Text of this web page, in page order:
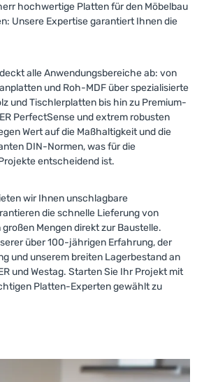
hochwertige Platten für den Möbelbau
Unsere Expertise garantiert Ihnen die
alle Anwendungsbereiche ab: von
und Roh-MDF über spezialisierte
und Tischlerplatten bis hin zu Premium-
PerfectSense und extrem robusten
Wert auf die Maßhaltigkeit und die
DIN-Normen, was für die
entscheidend ist.
wir Ihnen unschlagbare
die schnelle Lieferung von
Mengen direkt zur Baustelle.
über 100-jährigen Erfahrung, der
und unserem breiten Lagerbestand an
und Westag. Starten Sie Ihr Projekt mit
Platten-Experten gewählt zu